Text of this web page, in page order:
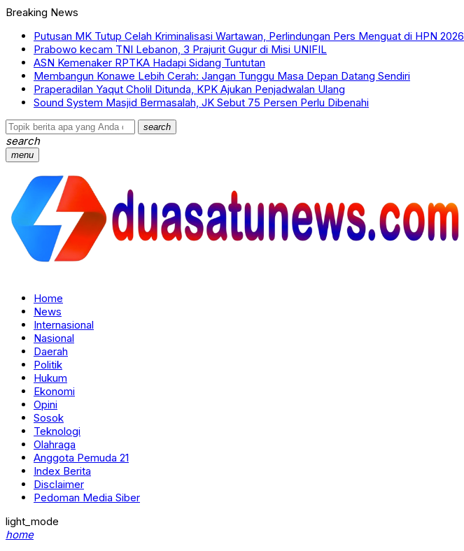
Breaking News
Putusan MK Tutup Celah Kriminalisasi Wartawan, Perlindungan Pers Menguat di HPN 2026
Prabowo kecam TNI Lebanon, 3 Prajurit Gugur di Misi UNIFIL
ASN Kemenaker RPTKA Hadapi Sidang Tuntutan
Membangun Konawe Lebih Cerah: Jangan Tunggu Masa Depan Datang Sendiri
Praperadilan Yaqut Cholil Ditunda, KPK Ajukan Penjadwalan Ulang
Sound System Masjid Bermasalah, JK Sebut 75 Persen Perlu Dibenahi
search
search
menu
Home
News
Internasional
Nasional
Daerah
Politik
Hukum
Ekonomi
Opini
Sosok
Teknologi
Olahraga
Anggota Pemuda 21
Index Berita
Disclaimer
Pedoman Media Siber
light_mode
home